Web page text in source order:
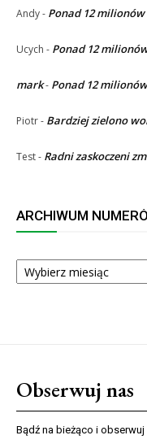
Andy- Ponad 12
Ucych - Ponad 12
mark- Ponad 12
Piotr- Bardziej zielono
Test- Radni zaskoczeni
ARCHIWUM
ARCHIWUM
NUMERÓW
Obserwuj nas
Bądź na bieżąco i